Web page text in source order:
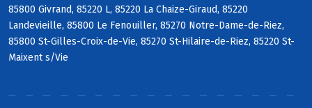
85800 Givrand, 85220 L, 85220 La Chaize-Giraud, 85220
Landevieille, 85800 Le Fenouiller, 85270 Notre-Dame-de-Riez,
85800 St-Gilles-Croix-de-Vie, 85270 St-Hilaire-de-Riez, 85220 St-
Maixent s/Vie